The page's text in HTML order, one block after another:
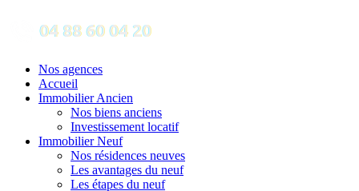
Nos agences
Accueil
Immobilier Ancien
Nos biens anciens
Investissement locatif
Immobilier Neuf
Nos résidences neuves
Les avantages du neuf
Les étapes du neuf